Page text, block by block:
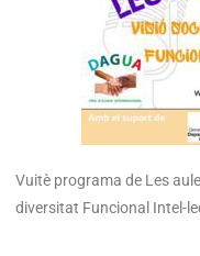
Vuitè programa de Les
diversitat Funcional Intel-